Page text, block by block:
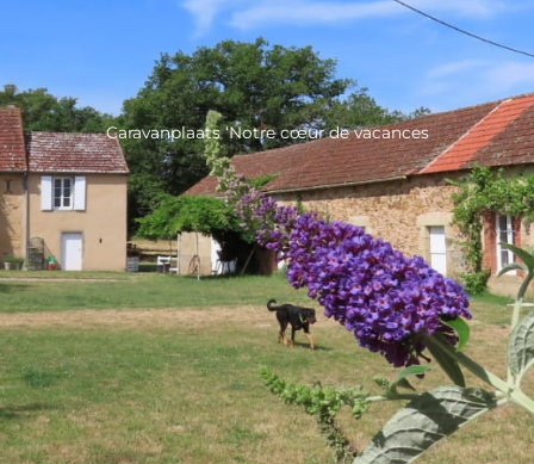
Caravanplaats ‘Notre cœur de vacances